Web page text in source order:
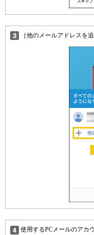
［他のメールアドレスを
使用するPCメールのアカ